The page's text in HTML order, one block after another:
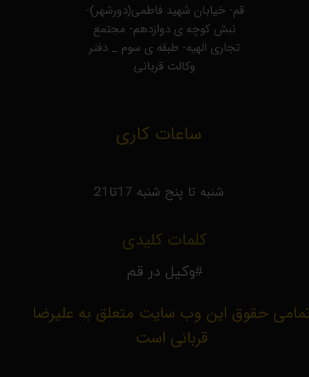
حقوق این وب سایت متعلق به علیرضا
قربانی است
قم- خیابان شهید فاطمی(دورشهر)-
نبش کوچه ی دوازدهم- مجتمع
تجاری الهیه- طبقه ی سوم _ دفتر
وکالت قربانی
ساعات کاری
شنبه تا پنج شنبه 17تا21
کلمات کلیدی
#وکیل در قم